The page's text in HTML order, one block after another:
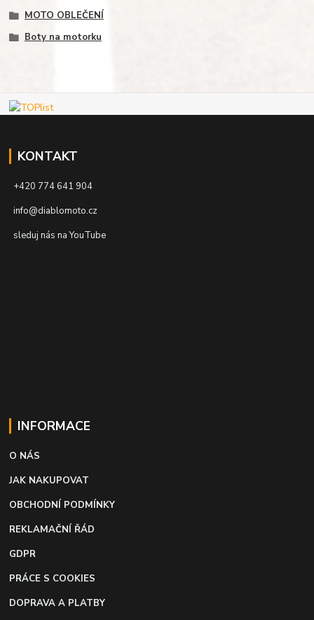
MOTO OBLEČENÍ
Boty na motorku
KONTAKT
+420 774 641 904
info@diablomoto.cz
sleduj nás na YouTube
INFORMACE
O NÁS
JAK NAKUPOVAT
OBCHODNÍ PODMÍNKY
REKLAMAČNÍ ŘÁD
GDPR
PRÁCE S COOKIES
DOPRAVA A PLATBY